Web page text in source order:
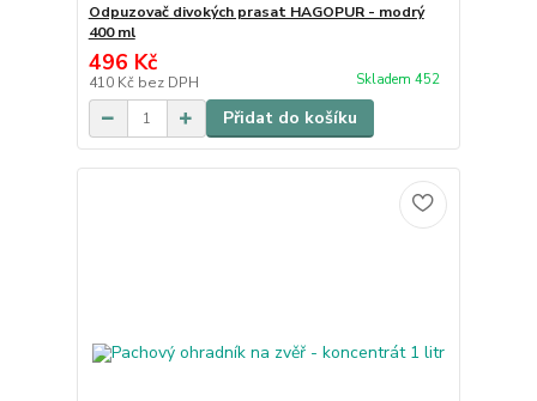
Odpuzovač divokých prasat HAGOPUR - modrý
400 ml
496 Kč
410 Kč bez DPH Skladem 452
Přidat do košíku